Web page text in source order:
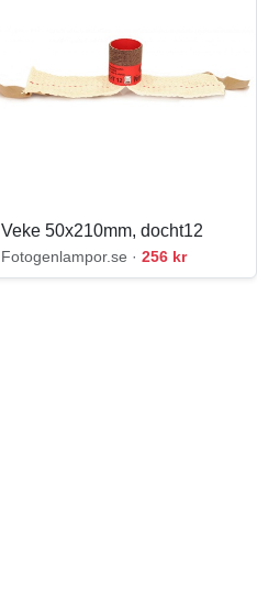
Veke 50x210mm, docht12
Fotogenlampor.se ·256 kr